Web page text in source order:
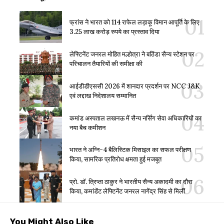
फ्रांस ने भारत को 114 राफेल लड़ाकू विमान आपूर्ति के लिए
3.25 लाख करोड़ रुपये का प्रस्ताव दिया
लेफ्टिनेंट जनरल मोहित मल्होत्रा ने बठिंडा सैन्य स्टेशन पर
परिचालन तैयारियों की समीक्षा की
आईडीडीएससी 2026 में शानदार प्रदर्शन पर NCC J&K
एवं लद्दाख निदेशालय सम्मानित
कमांड अस्पताल लखनऊ में सैन्य नर्सिंग सेवा अधिकारियों का
नया बैच कमीशन
भारत ने अग्नि-4 बैलिस्टिक मिसाइल का सफल परीक्षण
किया, सामरिक प्रतिरोध क्षमता हुई मजबूत
प्रो. डॉ. त्रिप्ता ठाकुर ने भारतीय सैन्य अकादमी का दौरा
किया, कमांडेंट लेफ्टिनेंट जनरल नागेंद्र सिंह से मिलीं
You Might Also Like